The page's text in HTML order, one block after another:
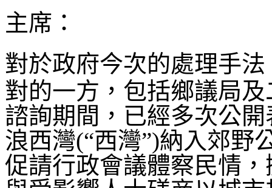
主席：
對於政府今次的處理手
對的一方，包括鄉議局
諮詢期間，已經多次公
浪西灣(“西灣”)納入郊野
促請行政會議體察民情